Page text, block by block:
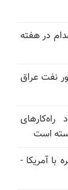
در هفته
نفت عراق
است
با آمریکا -